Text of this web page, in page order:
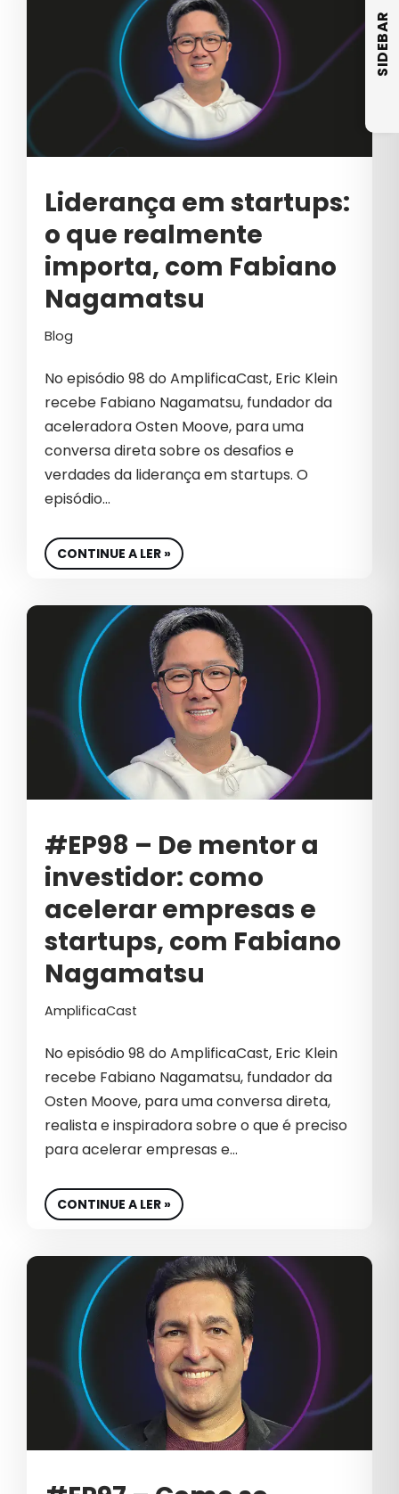
CULTURA ORGANIZACIONAL
DADOS
DESENVOLVIMENTO DE SITES
DESIGN
DESTAQUE
E-COMMERCE DE COSMÉTICOS
EBOOK
EDUCAÇÃO
EMPREENDEDOR
EMPREENDER
EMPRESA
EQUIPE
EQUIPE DE VENDA
EQUIPES DE VENDAS
ESTRATÉGIA DIGITAL
ESTRATÉGIAS B2B
ESTRATÉGIAS DE BRANDING
ESTRATÉGIAS DE BRANDING B2B
ESTRATÉGIAS DE GROWTH MARKETING
ESTRATÉGIAS PARA VENDAS B2B
FINANCEIRO
FRAUDES EM GOOGLE ADS
FUTURO MARKETING B2B
GESTÃO
GESTÃO DE MARCA
GESTÃO DE REDES SOCIAIS
GLOBAL
GOOGLE ADS 2026
GROWTH
GROWTH MARKETING
GTM GO TO MARKET
IA
INBOUND MARKETING
Liderança em startups:
o que realmente
importa, com Fabiano
Nagamatsu
Blog
No episódio 98 do AmplificaCast, Eric Klein
recebe Fabiano Nagamatsu, fundador da
aceleradora Osten Moove, para uma
conversa direta sobre os desafios e
verdades da liderança em startups. O
episódio…
CONTINUE A LER »
#EP98 – De mentor a
investidor: como
acelerar empresas e
startups, com Fabiano
Nagamatsu
AmplificaCast
No episódio 98 do AmplificaCast, Eric Klein
recebe Fabiano Nagamatsu, fundador da
Osten Moove, para uma conversa direta,
realista e inspiradora sobre o que é preciso
para acelerar empresas e…
CONTINUE A LER »
SIDEBAR